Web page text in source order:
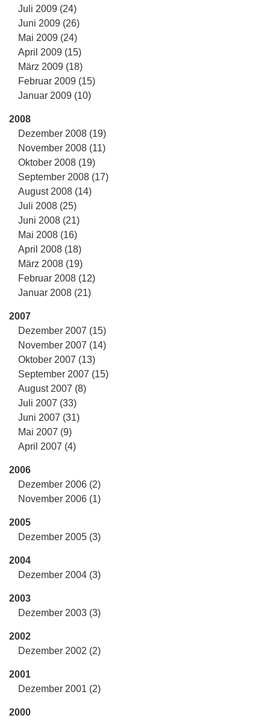
Juli 2009 (24)
Juni 2009 (26)
Mai 2009 (24)
April 2009 (15)
März 2009 (18)
Februar 2009 (15)
Januar 2009 (10)
2008
Dezember 2008 (19)
November 2008 (11)
Oktober 2008 (19)
September 2008 (17)
August 2008 (14)
Juli 2008 (25)
Juni 2008 (21)
Mai 2008 (16)
April 2008 (18)
März 2008 (19)
Februar 2008 (12)
Januar 2008 (21)
2007
Dezember 2007 (15)
November 2007 (14)
Oktober 2007 (13)
September 2007 (15)
August 2007 (8)
Juli 2007 (33)
Juni 2007 (31)
Mai 2007 (9)
April 2007 (4)
2006
Dezember 2006 (2)
November 2006 (1)
2005
Dezember 2005 (3)
2004
Dezember 2004 (3)
2003
Dezember 2003 (3)
2002
Dezember 2002 (2)
2001
Dezember 2001 (2)
2000